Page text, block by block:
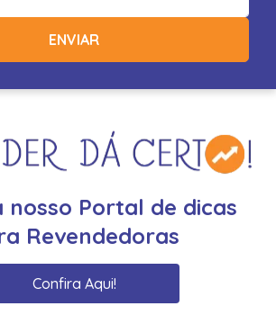
ENVIAR
nosso Portal de dicas
Revendedoras
Confira Aqui!